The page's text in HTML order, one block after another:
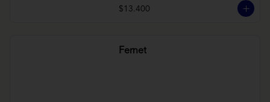
$13.400
Fernet